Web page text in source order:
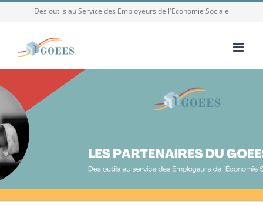
contenu
Des outils au Service des Employeurs de l'Economie Sociale